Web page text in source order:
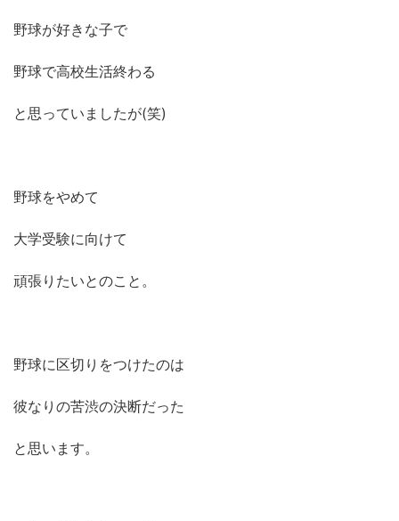
野球が好きな子で
野球で高校生活終わる
と思っていましたが(笑)
野球をやめて
大学受験に向けて
頑張りたいとのこと。
野球に区切りをつけたのは
彼なりの苦渋の決断だった
と思います。